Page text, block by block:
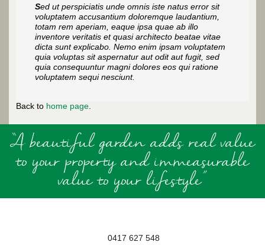
Sed ut perspiciatis unde omnis iste natus error sit
voluptatem accusantium doloremque laudantium,
totam rem aperiam, eaque ipsa quae ab illo
inventore veritatis et quasi architecto beatae vitae
dicta sunt explicabo. Nemo enim ipsam voluptatem
quia voluptas sit aspernatur aut odit aut fugit, sed
quia consequuntur magni dolores eos qui ratione
voluptatem sequi nesciunt.
Back to home page
“A beautiful garden adds real value
to your property and immeasurable
value to your lifestyle”
0417 627 548